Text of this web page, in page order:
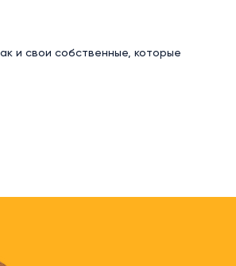
и свои собственные, которые